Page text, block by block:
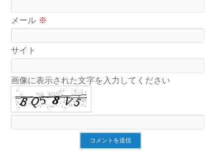
メール ※
サイト
画像に表示された文字を入力してください